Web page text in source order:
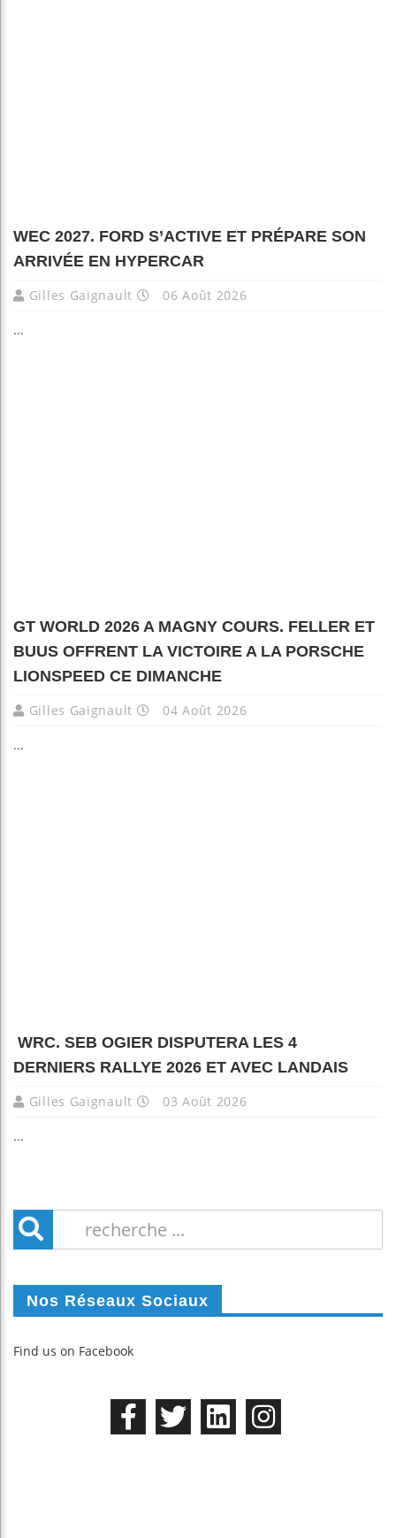
WEC 2027. FORD S’ACTIVE ET PRÉPARE SON
ARRIVÉE EN HYPERCAR
Gilles Gaignault 06 Août 2026
...
GT WORLD 2026 A MAGNY COURS. FELLER ET
BUUS OFFRENT LA VICTOIRE A LA PORSCHE
LIONSPEED CE DIMANCHE
Gilles Gaignault 04 Août 2026
...
WRC. SEB OGIER DISPUTERA LES 4
DERNIERS RALLYE 2026 ET AVEC LANDAIS
Gilles Gaignault 03 Août 2026
...
Nos Réseaux Sociaux
Find us on Facebook